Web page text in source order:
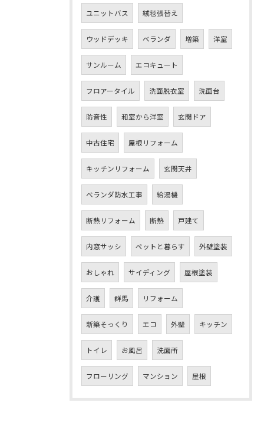
ユニットバス 絨毯張替え
ウッドデッキ ベランダ 増築 洋室
サンルーム エコキュート
フロアータイル 洗面脱衣室 洗面台
防音性 和室から洋室 玄関ドア
中古住宅 屋根リフォーム
キッチンリフォーム 玄関天井
ベランダ防水工事 給湯機
断熱リフォーム 断熱 戸建て
内窓サッシ ペットと暮らす 外壁塗装
おしゃれ サイディング 屋根塗装
介護 群馬 リフォーム
新築そっくり エコ 外壁 キッチン
トイレ お風呂 洗面所
フローリング マンション 屋根